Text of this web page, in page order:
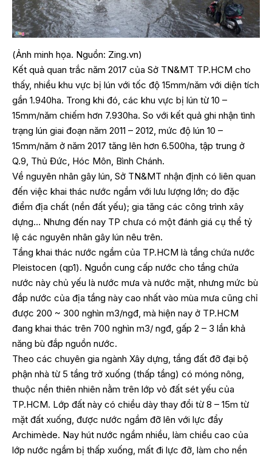
(Ảnh minh họa. Nguồn: Zing.vn)
Kết quả quan trắc năm 2017 của Sở TN&MT TP.HCM cho
thấy, nhiều khu vực bị lún với tốc độ 15mm/năm với diện tích
gần 1.940ha. Trong khi đó, các khu vực bị lún từ 10 –
15mm/năm chiếm hơn 7.930ha. So với kết quả ghi nhận tình
trạng lún giai đoạn năm 2011 – 2012, mức độ lún 10 –
15mm/năm ở năm 2017 tăng lên hơn 6.500ha, tập trung ở
Q.9, Thủ Đức, Hóc Môn, Bình Chánh.
Về nguyên nhân gây lún, Sở TN&MT nhận định có liên quan
đến việc khai thác nước ngầm với lưu lượng lớn; do đặc
điểm địa chất (nền đất yếu); gia tăng các công trình xây
dựng… Nhưng đến nay TP chưa có một đánh giá cụ thể tỷ
lệ các nguyên nhân gây lún nêu trên.
Tầng khai thác nước ngầm của TP.HCM là tầng chứa nước
Pleistocen (qp1). Nguồn cung cấp nước cho tầng chứa
nước này chủ yếu là nước mưa và nước mặt, nhưng mức bù
đắp nước của địa tầng này cao nhất vào mùa mưa cũng chỉ
được 200 ~ 300 nghìn m3/ngđ, mà hiện nay ở TP.HCM
đang khai thác trên 700 nghìn m3/ ngđ, gấp 2 – 3 lần khả
năng bù đắp nguồn nước.
Theo các chuyên gia ngành Xây dựng, tầng đất đỡ đại bộ
phận nhà từ 5 tầng trở xuống (thấp tầng) có móng nông,
thuộc nền thiên nhiên nằm trên lớp vỏ đất sét yếu của
TP.HCM. Lớp đất này có chiều dày thay đổi từ 8 – 15m từ
mặt đất xuống, được nước ngầm đỡ lên với lực đẩy
Archimède. Nay hút nước ngầm nhiều, làm chiều cao của
lớp nước ngầm bị thấp xuống, mất đi lực đỡ, làm cho nền